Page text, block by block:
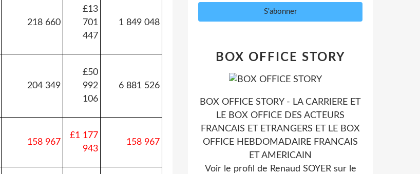
218 660
£13
701
447
1 849 048
204 349
£50
992
106
6 881 526
158 967
£1 177
943
158 967
BOX OFFICE STORY
BOX OFFICE STORY - LA CARRIERE ET
LE BOX OFFICE DES ACTEURS
FRANCAIS ET ETRANGERS ET LE BOX
OFFICE HEBDOMADAIRE FRANCAIS
ET AMERICAIN
Voir le profil de Renaud SOYERsur le